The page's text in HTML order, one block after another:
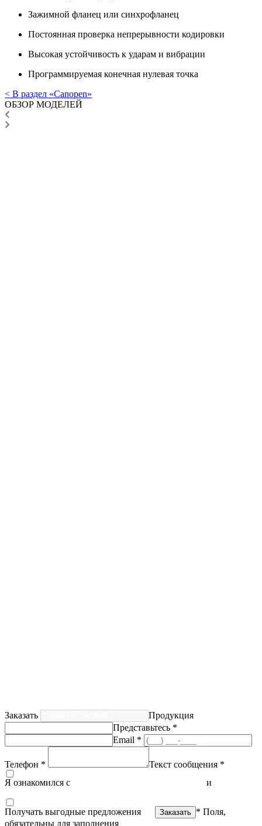
Зажимной фланец или синхрофланец
Постоянная проверка непрерывности кодировки
Высокая устойчивость к ударам и вибрации
Программируемая конечная нулевая точка
< В раздел «Canopen»
ОБЗОР МОДЕЛЕЙ
Заказать
Продукция
Представьтесь *
Email *
Телефон *
Текст сообщения *
Я ознакомился с
и
Получать выгодные предложения
* Поля,
обязательны для заполнения